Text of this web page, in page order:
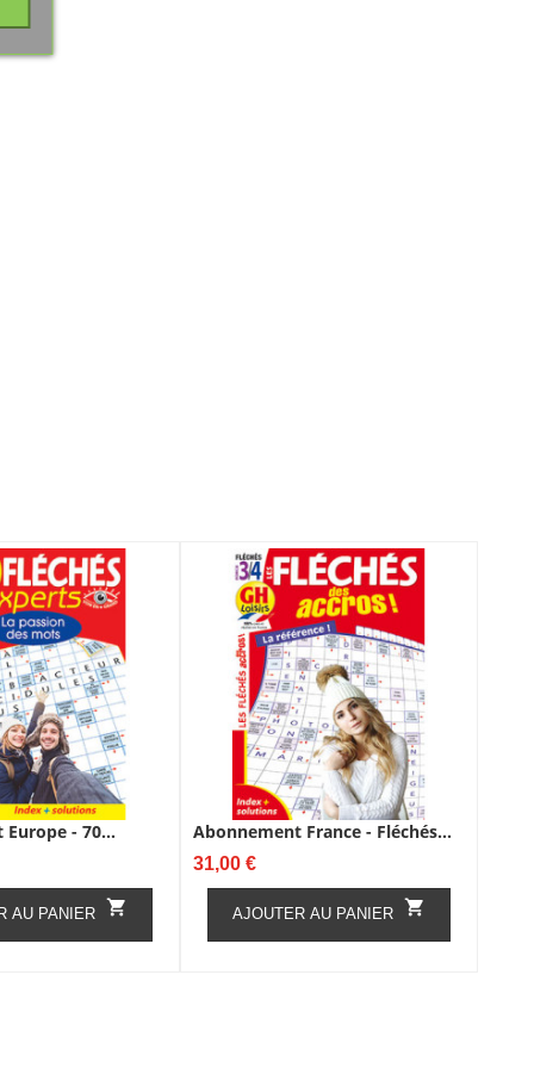
- 70...
AU PANIER 
Abonnement France - Fléchés...
Prix
31,00 €
AJOUTER AU PANIER 